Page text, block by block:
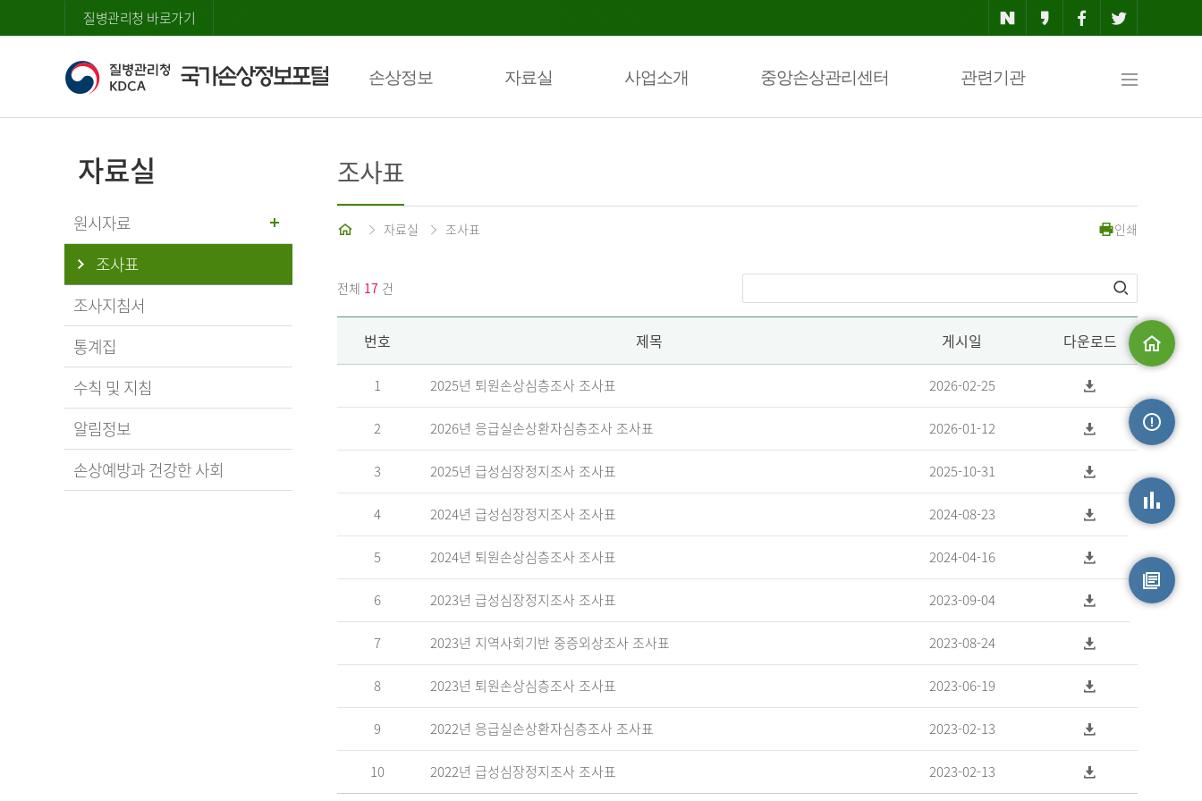
질병관리청 바로가기
손상정보 자료실 사업소개 중앙손상관리센터 관련기관
맵
자료실
원시자료
조사표
조사지침서
통계집
수칙 및 지침
알림정보
손상예방과 건강한 사회
조사표
홈 자료실 조사표 인쇄
전체 17 건
번호 제목 게시일 다운로드
1 2025년 퇴원손상심층조사 조사표 2026-02-25
2 2026년 응급실손상환자심층조사 조사표 2026-01-12
3 2025년 급성심장정지조사 조사표 2025-10-31
4 2024년 급성심장정지조사 조사표 2024-08-23
5 2024년 퇴원손상심층조사 조사표 2024-04-16
6 2023년 급성심장정지조사 조사표 2023-09-04
7 2023년 지역사회기반 중증외상조사 조사표 2023-08-24
8 2023년 퇴원손상심층조사 조사표 2023-06-19
9 2022년 응급실손상환자심층조사 조사표 2023-02-13
10 2022년 급성심장정지조사 조사표 2023-02-13